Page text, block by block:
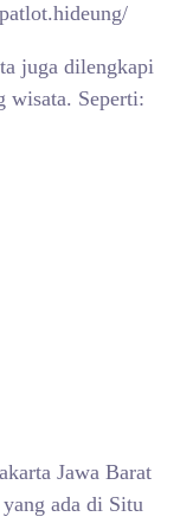
juga dilengkapi
wisata. Seperti:
Jawa Barat
ada di Situ